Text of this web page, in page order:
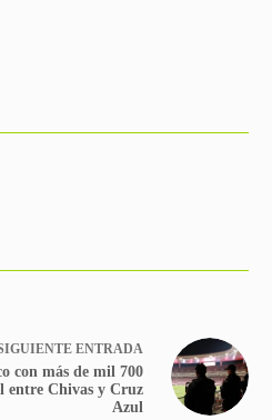
ENTRADA
con más de mil 700
entre Chivas y Cruz
Azul